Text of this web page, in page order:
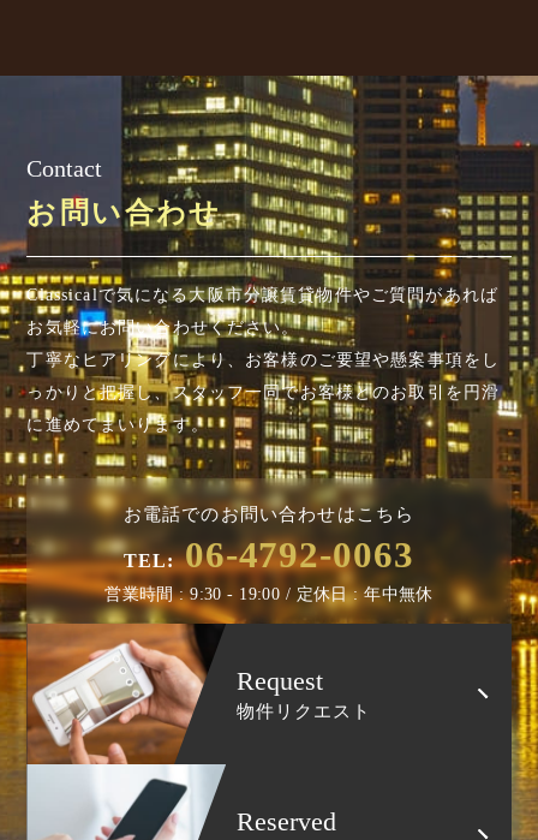
Contact
お問い合わせ
Classicalで気になる大阪市分譲賃貸物件やご質問があれば
お気軽にお問い合わせください。
丁寧なヒアリングにより、お客様のご要望や懸案事項を し
っかりと把握し、スタッフ一同でお客様とのお取引を円滑
に進めてまいります。
お電話でのお問い合わせはこちら
TEL: 06-4792-0063
営業時間 : 9:30 - 19:00 / 定休日 : 年中無休
Request
物件リクエスト
Reserved